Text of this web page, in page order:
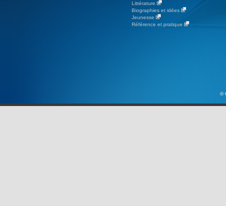
Littérature
Biographies et idées
Jeunesse
Référence et pratique
©